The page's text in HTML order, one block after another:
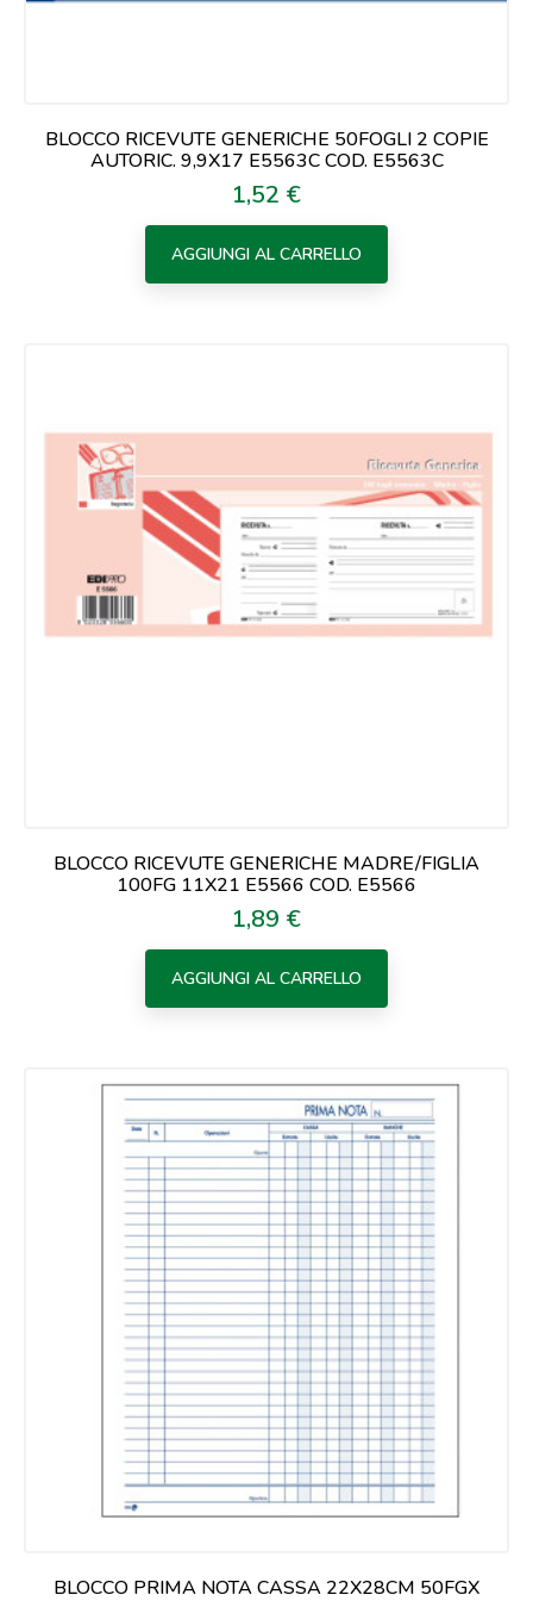
BLOCCO RICEVUTE GENERICHE 50FOGLI 2 COPIE
AUTORIC. 9,9X17 E5563C COD. E5563C
Prezzo
1,52 €
AGGIUNGI AL CARRELLO
BLOCCO RICEVUTE GENERICHE MADRE/FIGLIA
100FG 11X21 E5566 COD. E5566
Prezzo
1,89 €
AGGIUNGI AL CARRELLO
BLOCCO PRIMA NOTA CASSA 22X28CM 50FGX